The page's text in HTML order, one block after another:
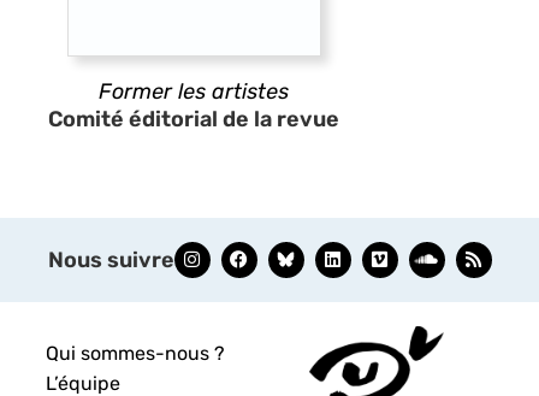
Former les artistes
Comité éditorial de la revue
Nous suivre
Qui sommes-nous ?
L’équipe